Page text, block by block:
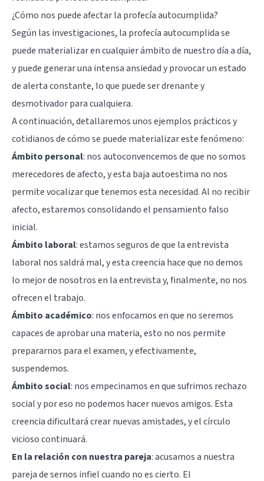
¿Cómo nos puede afectar la profecía autocumplida?
Según las investigaciones, la profecía autocumplida se
puede materializar en cualquier ámbito de nuestro día a día,
y puede generar una intensa ansiedad y provocar un estado
de alerta constante, lo que puede ser drenante y
desmotivador para cualquiera.
A continuación, detallaremos unos ejemplos prácticos y
cotidianos de cómo se puede materializar este fenómeno:
Ámbito personal: nos autoconvencemos de que no somos
merecedores de afecto, y esta baja autoestima no nos
permite vocalizar que tenemos esta necesidad. Al no recibir
afecto, estaremos consolidando el pensamiento falso
inicial.
Ámbito laboral: estamos seguros de que la entrevista
laboral nos saldrá mal, y esta creencia hace que no demos
lo mejor de nosotros en la entrevista y, finalmente, no nos
ofrecen el trabajo.
Ámbito académico: nos enfocamos en que no seremos
capaces de aprobar una materia, esto no nos permite
prepararnos para el examen, y efectivamente,
suspendemos.
Ámbito social: nos empecinamos en que sufrimos rechazo
social y por eso no podemos hacer nuevos amigos. Esta
creencia dificultará crear nuevas amistades, y el círculo
vicioso continuará.
En la relación con nuestra pareja: acusamos a nuestra
pareja de sernos infiel cuando no es cierto. El